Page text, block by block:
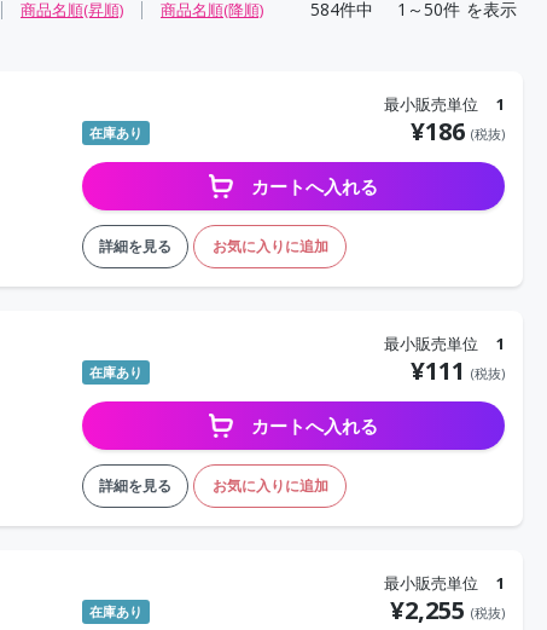
商品名順(昇順) 商品名順(降順) 584件中 1～50件 を表示
最小販売単位 1
在庫あり ¥186 (税抜)
カートへ入れる
詳細を見る お気に入りに追加
最小販売単位 1
在庫あり ¥111 (税抜)
カートへ入れる
詳細を見る お気に入りに追加
最小販売単位 1
在庫あり ¥2,255 (税抜)